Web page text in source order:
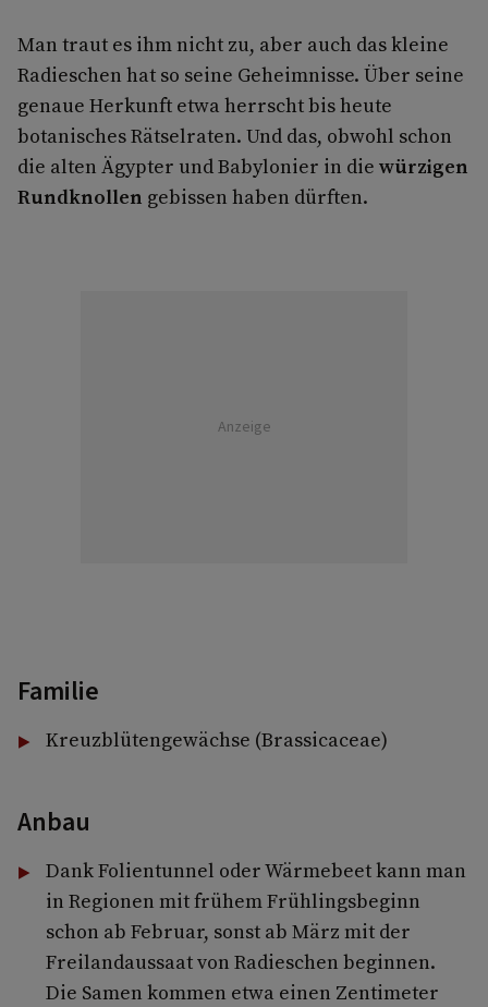
Man traut es ihm nicht zu, aber auch das kleine
Radieschen hat so seine Geheimnisse. Über seine
genaue Herkunft etwa herrscht bis heute
botanisches Rätselraten. Und das, obwohl schon
die alten Ägypter und Babylonier in die würzigen
Rundknollen gebissen haben dürften.
Anzeige
Familie
Kreuzblütengewächse (Brassicaceae)
Anbau
Dank Folientunnel oder Wärmebeet kann man
in Regionen mit frühem Frühlingsbeginn
schon ab Februar, sonst ab März mit der
Freilandaussaat von Radieschen beginnen.
Die Samen kommen etwa einen Zentimeter